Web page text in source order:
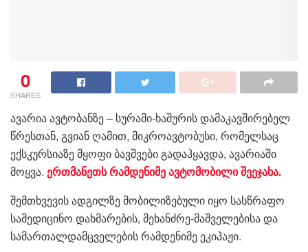
0
SHARES
ავარია ავტობანზე – სურამი-ხაშურის დამაკავშირებელ
წრესთან, გვიან ღამით, მიკროავტობუსი, რომელსაც
ექსკურსიაზე მყოფი ბავშვები გადაჰყავდა, ავარიაში
მოყვა. ერთმანეთს რამდენიმე ავტომობილი შეეჯახა.
შემთხვევის ადგილზე მობილიზებული იყო სასწრაფო
სამედიცინო დახმარების, მეხანძრე-მაშველებისა და
სამართალდამცველების რამდენიმე ეკიპაჟი.